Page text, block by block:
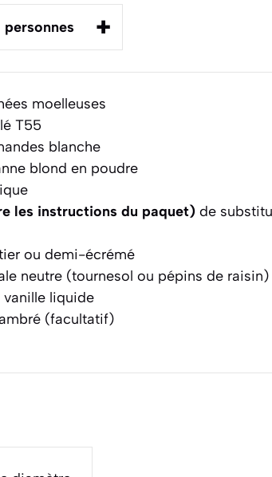
personnes +
moelleuses
T55
blanche
blond en poudre
les instructions du paquet) de
ou demi-écrémé
neutre (tournesol ou pépins de raisin)
liquide
(facultatif)